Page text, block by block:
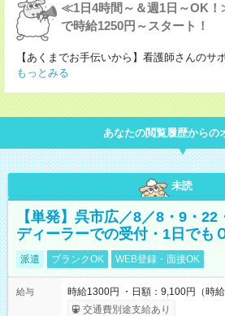
≪1日4時間～＆週1日～OK
で時給1250円～スタート！
【あくまでお手伝いから】看護師さんのサ
もっとみる
あなたの閲覧履歴からの
未読
【単発】呉市広／8／8・9・
ディーラーでの受付・1日でも
派遣 ブランクOK WEB登録・面接OK
給与
時給1300円 ・日額：9,100円（時給
交通費別途支給あり